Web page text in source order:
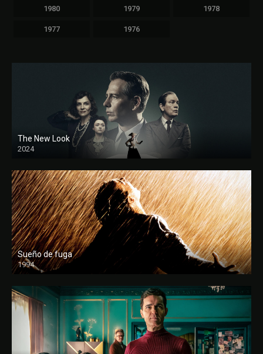
1980 1979 1978
1977 1976
The New Look
2024
Sueño de fuga
1994
FULL HD